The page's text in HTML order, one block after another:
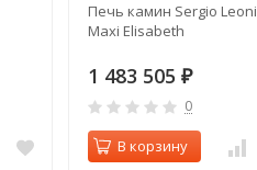
Печь камин Sergio Leoni
Maxi Elisabeth
1 483 505 ₽
0
В корзину